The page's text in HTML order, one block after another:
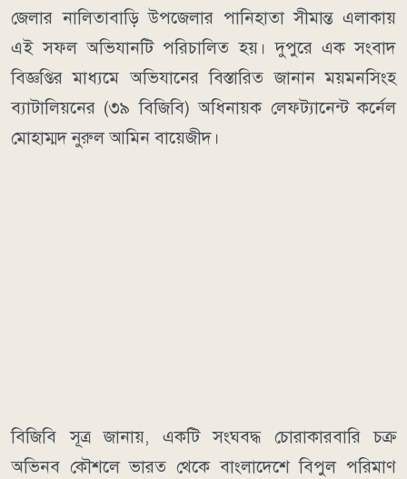
জেলার নালিতাবাড়ি উপজেলার পানিহাতা সীমান্ত এলাকায়
এই সফল অভিযানটি পরিচালিত হয়। দুপুরে এক সংবাদ
বিজ্ঞপ্তির মাধ্যমে অভিযানের বিস্তারিত জানান ময়মনসিংহ
ব্যাটালিয়নের (৩৯ বিজিবি) অধিনায়ক লেফট্যানেন্ট কর্নেল
মোহাম্মদ নুরুল আমিন বায়েজীদ।
বিজিবি সূত্র জানায়, একটি সংঘবদ্ধ চোরাকারবারি চক্র
অভিনব কৌশলে ভারত থেকে বাংলাদেশে বিপুল পরিমাণ